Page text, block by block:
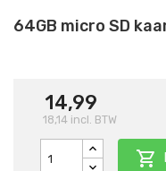
64GB micro SD
14,99
18,14 incl. BTW
